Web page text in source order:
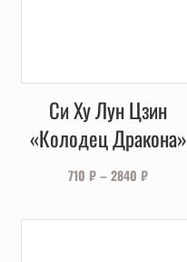
Си Ху Лун Цзин
«Колодец Дракона»
710₽–2840₽